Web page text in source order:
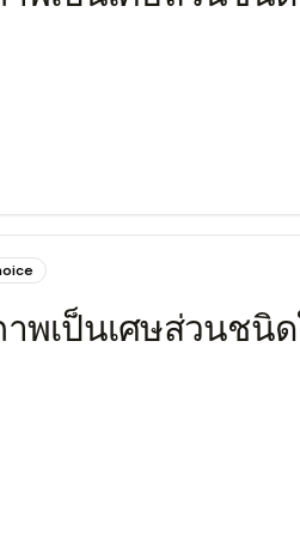
พเป็นเศษส่วนชนิ